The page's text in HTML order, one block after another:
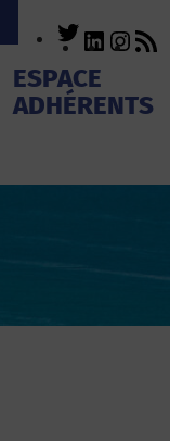
Twitter
ESPACE
ADHÉRENTS